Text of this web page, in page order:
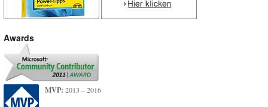
Awards
MVP: 2013 – 2016